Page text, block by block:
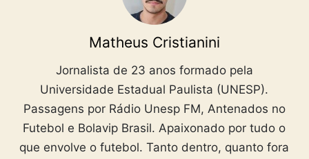
Matheus Cristianini
Jornalista de 23 anos formado pela
Universidade Estadual Paulista (UNESP).
Passagens por Rádio Unesp FM, Antenados no
Futebol e Bolavip Brasil. Apaixonado por tudo o
que envolve o futebol. Tanto dentro, quanto fora